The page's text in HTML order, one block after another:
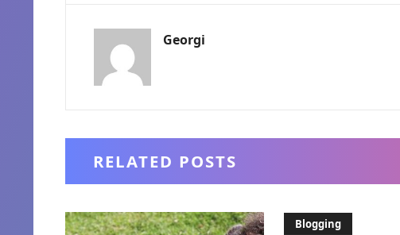
Georgi
RELATED POSTS
Blogging